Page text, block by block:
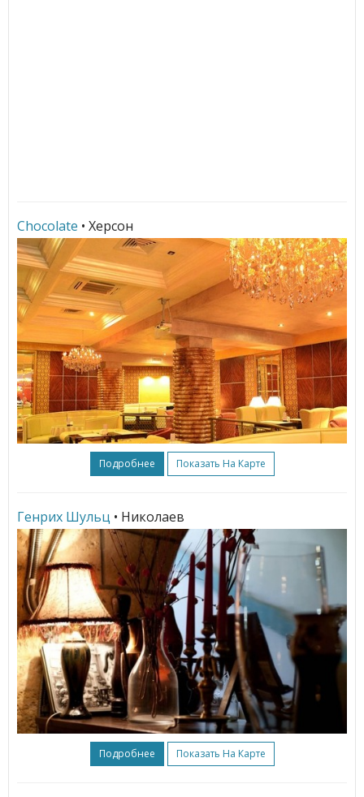
Chocolate • Херсон
Подробнее Показать На Карте
Генрих Шульц • Николаев
Подробнее Показать На Карте